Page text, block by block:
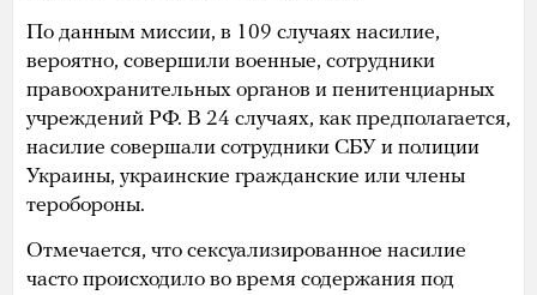
По данным миссии, в 109 случаях насилие,
вероятно, совершили военные, сотрудники
правоохранительных органов и пенитенциарных
учреждений РФ. В 24 случаях, как предполагается,
насилие совершали сотрудники СБУ и полиции
Украины, украинские гражданские или члены
теробороны.
Отмечается, что сексуализированное насилие
часто происходило во время содержания под